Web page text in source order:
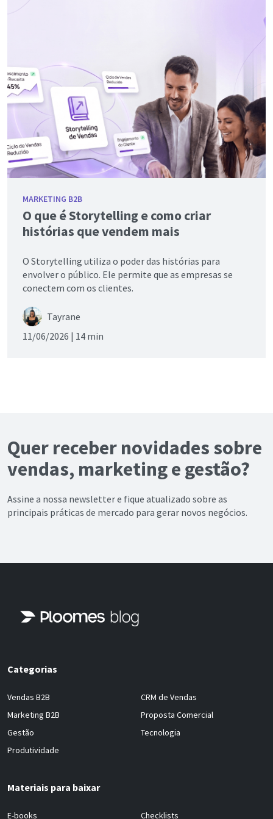
MARKETING B2B
O que é Storytelling e como criar
histórias que vendem mais
O Storytelling utiliza o poder das histórias para
envolver o público. Ele permite que as empresas se
conectem com os clientes.
Tayrane
11/06/2026 | 14 min
Quer receber novidades sobre
vendas, marketing e gestão?
Assine a nossa newsletter e fique atualizado sobre as
principais práticas de mercado para gerar novos negócios.
Categorias
Vendas B2B
Marketing B2B
Gestão
Produtividade
CRM de Vendas
Proposta Comercial
Tecnologia
Materiais para baixar
E-books Checklists